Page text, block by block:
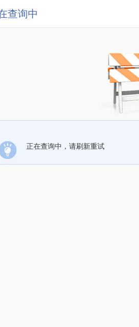
查询中
正在查询中，请刷新重试